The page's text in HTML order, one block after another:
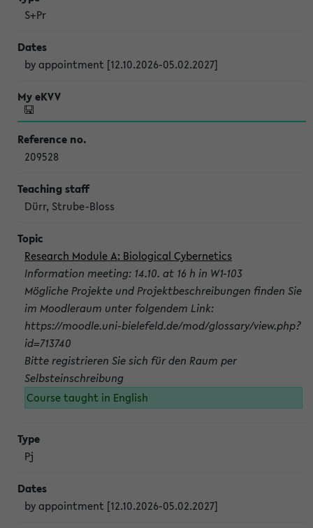
S+Pr
by appointment [12.10.2026-05.02.2027]
209528
Dürr, Strube-Bloss
Research Module A: Biological Cybernetics
Information meeting: 14.10. at 16 h in W1-103
Mögliche Projekte und Projektbeschreibungen finden Sie
im Moodleraum unter folgendem Link:
https://moodle.uni-bielefeld.de/mod/glossary/view.php?
id=713740
Bitte registrieren Sie sich für den Raum per
Selbsteinschreibung
Course taught in English
Pj
by appointment [12.10.2026-05.02.2027]